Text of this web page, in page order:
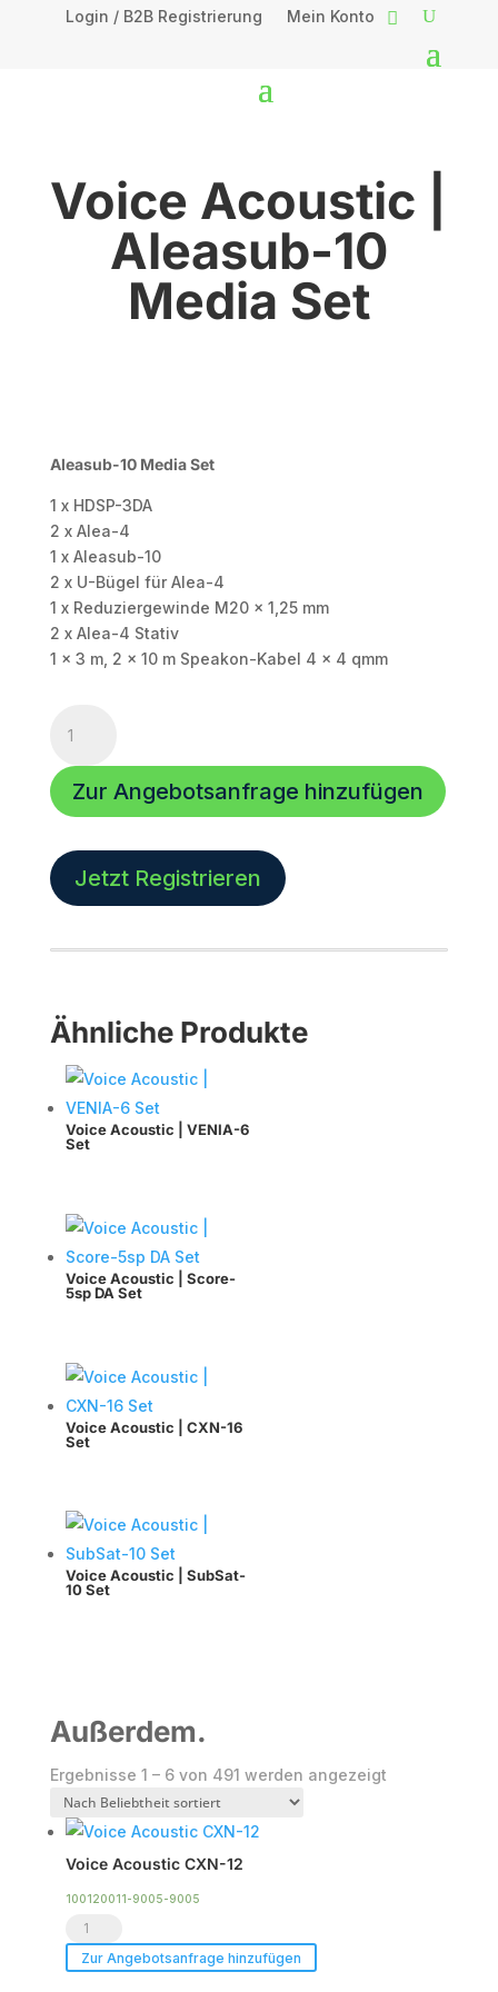
Login / B2B Registrierung Mein Konto
Voice Acoustic |
Aleasub-10
Media Set
Aleasub-10 Media Set
1 x HDSP-3DA
2 x Alea-4
1 x Aleasub-10
2 x U-Bügel für Alea-4
1 x Reduziergewinde M20 x 1,25 mm
2 x Alea-4 Stativ
1 x 3 m, 2 x 10 m Speakon-Kabel 4 x 4 qmm
Acoustic
Aleasub-
10
Set
Menge
Zur Angebotsanfrage hinzufügen
Jetzt Registrieren
Ähnliche Produkte
Voice Acoustic | VENIA-6
Set
Voice Acoustic | Score-
5sp DA Set
Voice Acoustic | CXN-16
Set
Voice Acoustic | SubSat-
10 Set
Außerdem.
Ergebnisse 1 – 6 von 491 werden angezeigtNach
Voice Acoustic CXN-12
100120011-9005-9005
Voice
Acoustic
Zur Angebotsanfrage hinzufügen